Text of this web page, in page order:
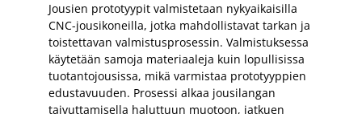
Jousien prototyypit valmistetaan nykyaikaisilla
CNC-jousikoneilla, jotka mahdollistavat tarkan ja
toistettavan valmistusprosessin. Valmistuksessa
käytetään samoja materiaaleja kuin lopullisissa
tuotantojousissa, mikä varmistaa prototyyppien
edustavuuden. Prosessi alkaa jousilangan
taivuttamisella haluttuun muotoon, jatkuen